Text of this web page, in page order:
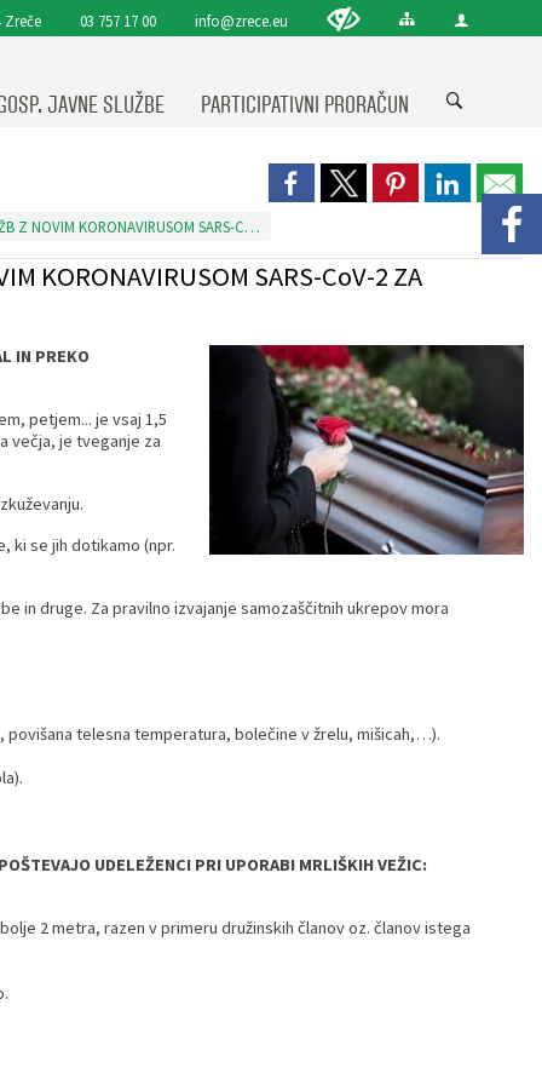
Zreče 03 757 17 00 info@zrece.eu
JAVNE SLUŽBE PARTICIPATIVNI PRORAČUN
HIGIENSKA PRIPOROČILA ZA PREPREČEVANJE OKUŽB Z NOVIM KORONAVIRUSOM SARS-CoV-2 ZA POGREBNO IN POKOPALIŠKO DEJAVNOST
KORONAVIRUSOM SARS-CoV-2 ZA
IN PREKO
petjem... je vsaj 1,5
večja, je tveganje za
ki se jih dotikamo (npr.
in druge. Za pravilno izvajanje samozaščitnih ukrepov mora
telesna temperatura, bolečine v žrelu, mišicah,…).
UDELEŽENCI PRI UPORABI MRLIŠKIH VEŽIC:
2 metra, razen v primeru družinskih članov oz. članov istega